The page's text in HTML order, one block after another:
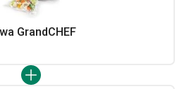
GrandCHEF